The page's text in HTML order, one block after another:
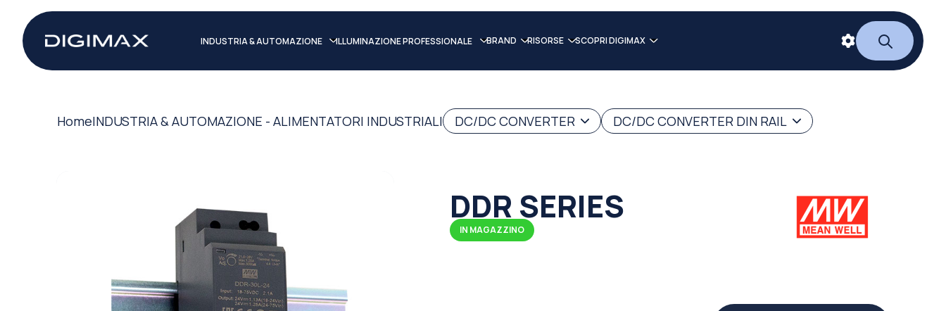
INDUSTRIA & AUTOMAZIONE ILLUMINAZIONE PROFESSIONALE BRAND RISORSE SCOPRI DIGIMAX
HomeINDUSTRIA & AUTOMAZIONE - ALIMENTATORI INDUSTRIALI DC/DC CONVERTER DC/DC CONVERTER DIN RAIL
DDR SERIES
IN MAGAZZINO